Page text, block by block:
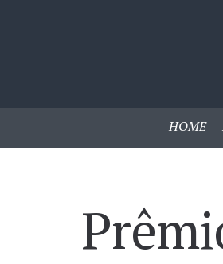
HOME